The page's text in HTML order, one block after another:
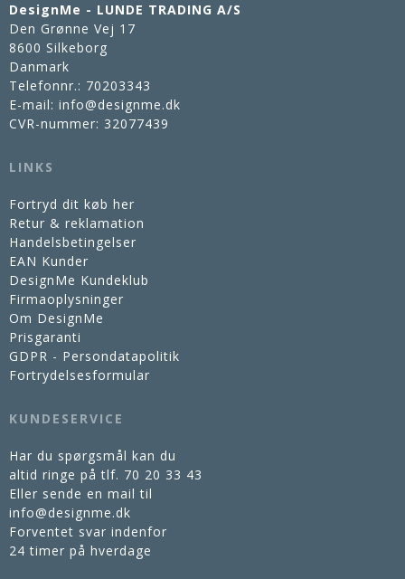
DesignMe - LUNDE TRADING A/S
Den Grønne Vej 17
8600 Silkeborg
Danmark
Telefonnr.: 70203343
E-mail: info@designme.dk
CVR-nummer: 32077439
LINKS
Fortryd dit køb her
Retur & reklamation
Handelsbetingelser
EAN Kunder
DesignMe Kundeklub
Firmaoplysninger
Om DesignMe
Prisgaranti
GDPR - Persondatapolitik
Fortrydelsesformular
KUNDESERVICE
Har du spørgsmål kan du
altid ringe på tlf. 70 20 33 43
Eller sende en mail til
info@designme.dk
Forventet svar indenfor
24 timer på hverdage